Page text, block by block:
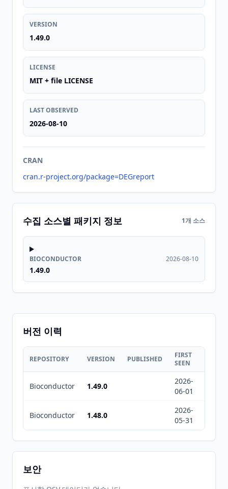
VERSION
1.49.0
LICENSE
MIT + file LICENSE
LAST OBSERVED
2026-08-10
CRAN
cran.r-project.org/package=DEGreport
수집 소스별 패키지 정보 1개 소스
BIOCONDUCTOR
1.49.0
2026-08-10
버전 이력
REPOSITORY VERSION PUBLISHED
FIRST
SEEN
Bioconductor 1.49.0
2026-
06-01
Bioconductor 1.48.0
2026-
05-31
보안